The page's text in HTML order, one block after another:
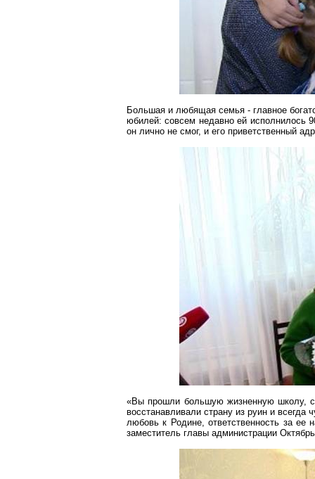
Большая и любящая семья - главное
юбилей: совсем недавно ей исполнилось
он лично не смог, и его приветственный
«Вы прошли большую жизненную школу,
восстанавливали страну из руин и всегда
любовь к Родине, ответственность за
заместитель главы администрации